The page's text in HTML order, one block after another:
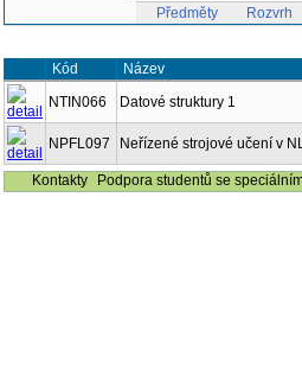
Předměty
Rozvrh
Kód Název
NTIN066
Datové struktury 1
NPFL097 Neřízené strojové učení v
Kontakty
Podpora studentů se